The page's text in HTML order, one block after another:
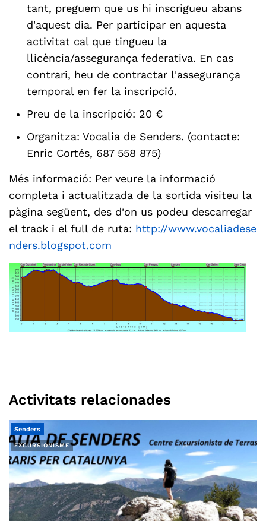
tant, preguem que us hi inscrigueu abans
d'aquest dia. Per participar en aquesta
activitat cal que tingueu la
llicència/assegurança federativa. En cas
contrari, heu de contractar l'assegurança
temporal en fer la inscripció.
Preu de la inscripció: 20 €
Organitza: Vocalia de Senders. (contacte:
Enric Cortés, 687 558 875)
Més informació: Per veure la informació
completa i actualitzada de la sortida visiteu la
pàgina següent, des d'on us podeu descarregar
el track i el full de ruta: http://www.vocaliadese
nders.blogspot.com
Activitats relacionades
EXCURSIONISME
Senders